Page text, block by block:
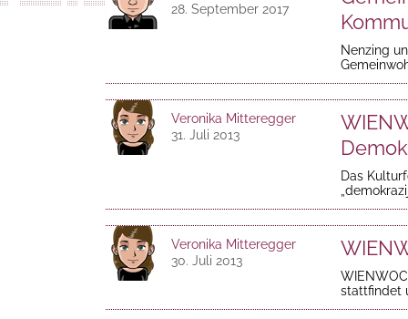
28. September 2017
Nenzing
Veronika Mitteregger
31. Juli 2013
Das
Veronika Mitteregger
30. Juli 2013
stattfindet